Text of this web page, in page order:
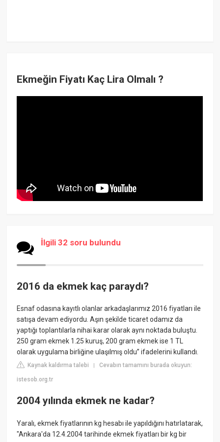
Ekmeğin Fiyatı Kaç Lira Olmalı ?
İlgili 32 soru bulundu
2016 da ekmek kaç paraydı?
Esnaf odasına kayıtlı olanlar arkadaşlarımız 2016 fiyatları ile
satışa devam ediyordu. Aşın şekilde ticaret odamız da
yaptığı toplantılarla nihai karar olarak aynı noktada buluştu.
250 gram ekmek 1.25 kuruş, 200 gram ekmek ise 1 TL
olarak uygulama birliğine ulaşılmış oldu” ifadelerini kullandı.
Kaynak kaldırma talebi |Cevabın tamamını burada okuyun:
istesob.org.tr
2004 yılında ekmek ne kadar?
Yaralı, ekmek fiyatlarının kg hesabı ile yapıldığını hatırlatarak,
"Ankara'da 12.4.2004 tarihinde ekmek fiyatları bir kg bir